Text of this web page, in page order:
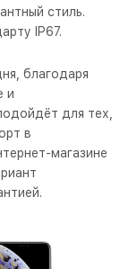
стиль.
IP67.
благодаря
и
для тех,
в
магазине